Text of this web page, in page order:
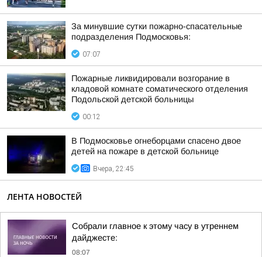
За минувшие сутки пожарно-спасательные
подразделения Подмосковья:
07:07
Пожарные ликвидировали возгорание в
кладовой комнате соматического отделения
Подольской детской больницы
00:12
В Подмосковье огнеборцами спасено двое
детей на пожаре в детской больнице
Вчера, 22:45
ЛЕНТА НОВОСТЕЙ
Собрали главное к этому часу в утреннем
дайджесте:
08:07